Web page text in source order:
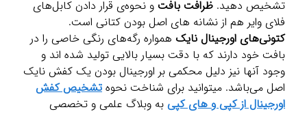
تشخیص دهید. ظرافت بافت و نحوه‌ی قرار دادن کابل‌های
فلای وایر هم از نشانه های اصل بودن کتانی است.
کتونی‌های اورجینال نایک همواره رگه‌های رنگی خاصی را در
بافت خود دارند که با دقت بسیار بالایی تولید شده اند و
وجود آنها نیز دلیل محکمی بر اورجینال بودن یک کفش نایک
اصل می‌باشد. میتوانید برای شناخت نحوه تشخیص کفش
اورجینال از کپی و های کپی به وبلاگ علمی و تخصصی